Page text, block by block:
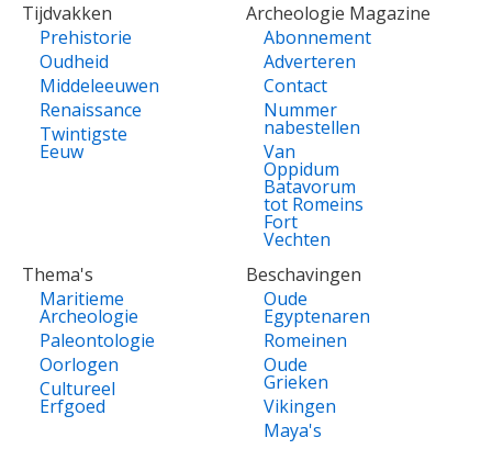
Tijdvakken
Prehistorie
Oudheid
Middeleeuwen
Renaissance
Twintigste
Eeuw
Archeologie Magazine
Abonnement
Adverteren
Contact
Nummer
nabestellen
Van
Oppidum
Batavorum
tot Romeins
Fort
Vechten
Thema's
Maritieme
Archeologie
Paleontologie
Oorlogen
Cultureel
Erfgoed
Beschavingen
Oude
Egyptenaren
Romeinen
Oude
Grieken
Vikingen
Maya's